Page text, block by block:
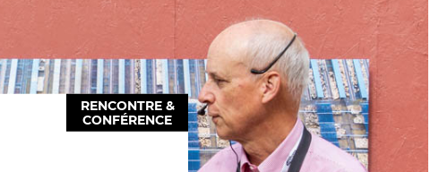
RENCONTRE &
CONFÉRENCE